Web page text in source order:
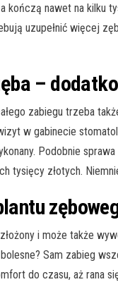
kończą nawet na
uzupełnić więcej
–
zabiegu trzeba
w gabinecie
Podobnie
tysięcy złotych.
i może także
Sam zabieg
do czasu, aż rana